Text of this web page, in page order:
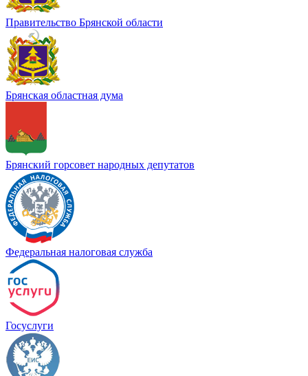
Правительство Брянской области
Брянская областная дума
Брянский горсовет народных депутатов
Федеральная налоговая служба
Госуслуги